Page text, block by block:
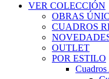
VER COLECCIÓN
OBRAS
CUADROS
OUTLET
POR ESTILO
Cuadros